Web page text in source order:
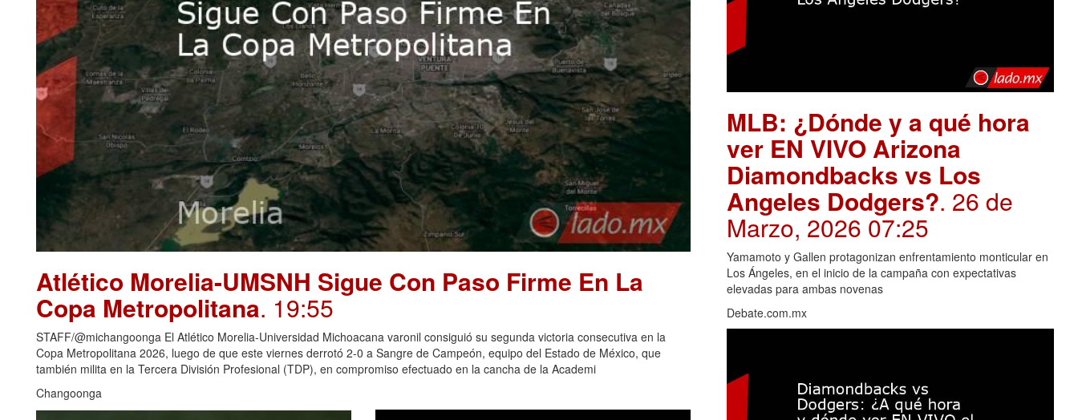
Atlético Morelia-UMSNH Sigue Con Paso Firme En La
Copa Metropolitana. 19:55
STAFF/@michangoonga El Atlético Morelia-Universidad Michoacana varonil consiguió su segunda victoria consecutiva en la
Copa Metropolitana 2026, luego de que este viernes derrotó 2-0 a Sangre de Campeón, equipo del Estado de México, que
también milita en la Tercera División Profesional (TDP), en compromiso efectuado en la cancha de la Academi
Changoonga
MLB: ¿Dónde y a qué hora
ver EN VIVO Arizona
Diamondbacks vs Los
Angeles Dodgers?. 26 de
Marzo, 2026 07:25
Yamamoto y Gallen protagonizan enfrentamiento monticular en
Los Ángeles, en el inicio de la campaña con expectativas
elevadas para ambas novenas
Debate.com.mx